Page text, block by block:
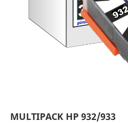
MULTIPACK HP 932/933